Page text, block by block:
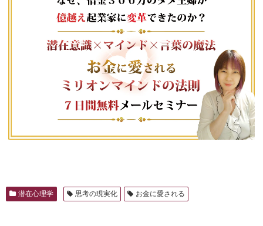
潜在心理学 思考の現実化 お金に愛される